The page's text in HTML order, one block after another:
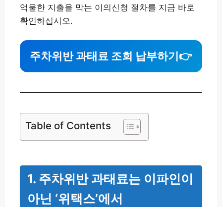
억울한 지출을 막는 이의신청 절차를 지금 바로
확인하십시오.
주차위반 과태료 조회 납부하기 👉
Table of Contents
1. 주차위반 과태료는 이파인이
아닌 ‘위택스’에서